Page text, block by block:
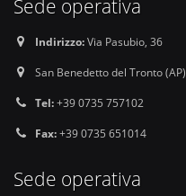
Sede operativa
Indirizzo:Via Pasubio, 36
San Benedetto del Tronto (AP)
Tel:+39 0735 757102
Fax:+39 0735 651014
Sede operativa